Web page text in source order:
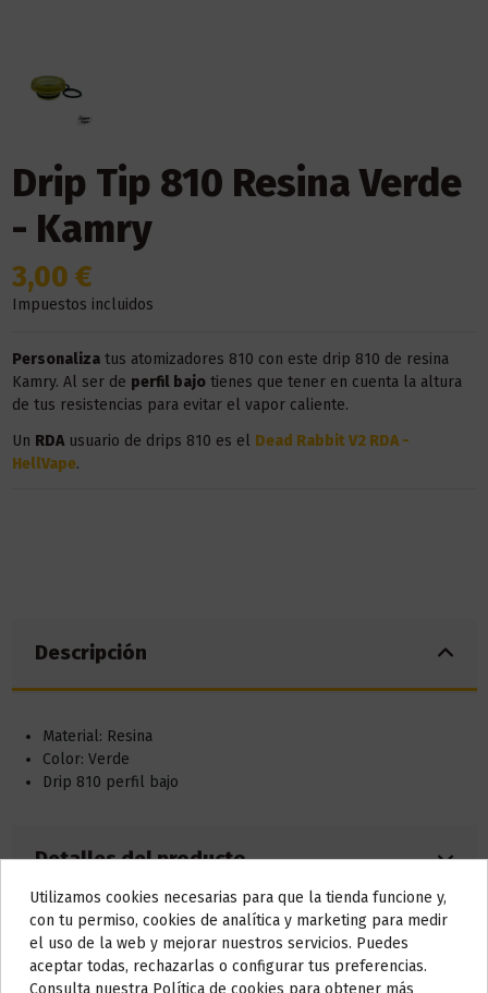
Drip Tip 810 Resina Verde
- Kamry
3,00 €
Impuestos incluidos
Personalizatus atomizadores 810 con este drip 810 de resina
Kamry. Al ser de perfil bajotienes que tener en cuenta la altura
de tus resistencias para evitar el vapor caliente.
Un RDAusuario de drips 810 es el Dead Rabbit V2 RDA -
HellVape.
Descripción
Material: Resina
Color: Verde
Drip 810 perfil bajo
Detalles del producto
Reseñas (0)
Do not show again.
AVISO IMPORTANTE
Nos tomamos unos días
Utilizamos cookies necesarias para que la tienda funcione y,
con tu permiso, cookies de analítica y marketing para medir
el uso de la web y mejorar nuestros servicios. Puedes
aceptar todas, rechazarlas o configurar tus preferencias.
Consulta nuestra Política de cookies para obtener más